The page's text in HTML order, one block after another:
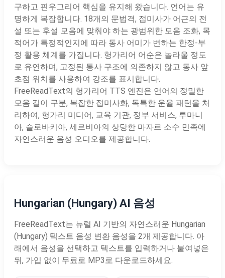
구하고 핀우그리어 핵심을 유지해 왔습니다. 언어는 유
명하게 복잡합니다. 18개의 문법격, 접미사가 어근의 전
설 또는 후설 모음에 맞춰야 하는 광범위한 모음 조화, 목
적어가 특정적인지에 따라 동사 어미가 변하는 한정-부
정 활용 체계를 가집니다. 헝가리어 어순은 놀라울 정도
로 유연하며, 고정된 통사 구조에 의존하지 않고 동사 앞
초점 위치를 사용하여 강조를 표시합니다.
FreeReadText의 헝가리어 TTS 엔진은 언어의 정밀한
모음 길이 구분, 복잡한 접미사화, 독특한 운율 패턴을 처
리하여, 헝가리 미디어, 교육 기관, 정부 서비스, 루마니
아, 슬로바키아, 세르비아의 상당한 마자르 소수 민족에
자연스러운 음성 오디오를 제공합니다.
Hungarian (Hungary) AI 음성
FreeReadText는 뉴럴 AI 기반의 자연스러운 Hungarian
(Hungary) 텍스트 음성 변환 음성을 2개 제공합니다. 아
래에서 음성을 선택하고 텍스트를 입력하거나 붙여넣은
뒤, 가입 없이 무료로 MP3로 다운로드하세요.